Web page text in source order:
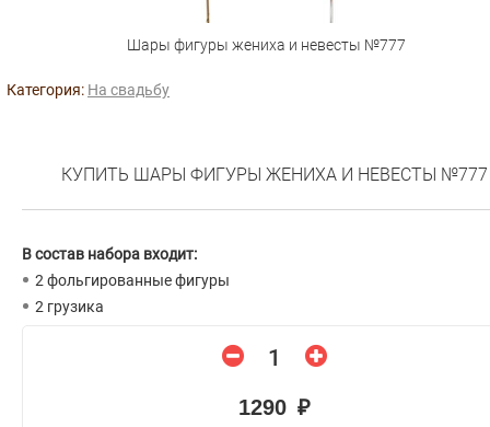
Шары фигуры жениха и невесты №777
Категория: На свадьбу
КУПИТЬ ШАРЫ ФИГУРЫ ЖЕНИХА И НЕВЕСТЫ №777
В состав набора входит:
2 фольгированные фигуры
2 грузика
1290 ₽